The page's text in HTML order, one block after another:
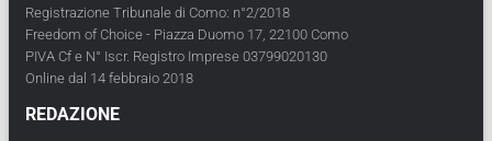
Registrazione Tribunale di Como: n°2/2018
Freedom of Choice - Piazza Duomo 17, 22100 Como
PIVA Cf e N° Iscr. Registro Imprese 03799020130
Online dal 14 febbraio 2018
REDAZIONE